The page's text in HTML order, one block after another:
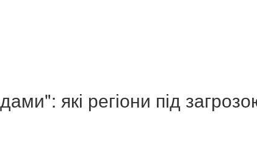
які регіони під